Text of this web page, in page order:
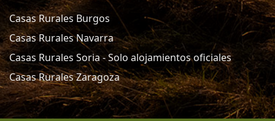
Casas Rurales Burgos
Casas Rurales Navarra
Casas Rurales Soria - Solo alojamientos oficiales
Casas Rurales Zaragoza